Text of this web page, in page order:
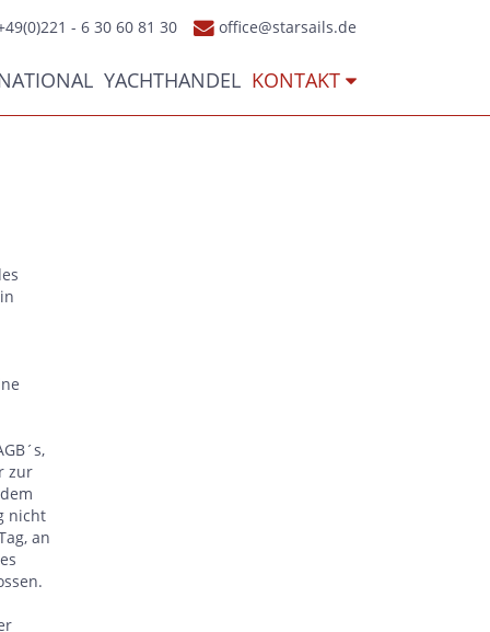
- 6 30 60 81 30 office@starsails.de
YACHTHANDEL KONTAKT
zur
nicht
an